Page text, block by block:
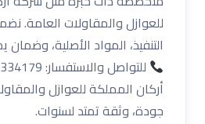
للعوازل والمقاولات العامة.
التنفيذ، المواد الأصلية،
للتواصل والاستفسار: 0533334179
أركان المملكة للعوازل
جودة، وثقة تمتد لسنوات.